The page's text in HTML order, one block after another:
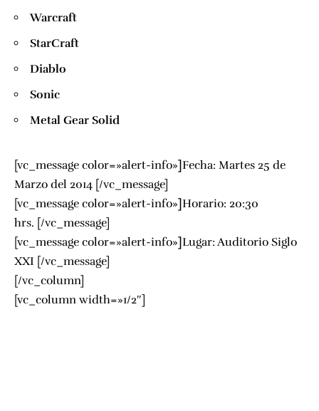
Warcraft
StarCraft
Diablo
Sonic
Metal Gear Solid
[vc_message color=»alert-info»]Fecha: Martes 25 de
Marzo del 2014 [/vc_message]
[vc_message color=»alert-info»]Horario: 20:30
hrs. [/vc_message]
[vc_message color=»alert-info»]Lugar: Auditorio Siglo
XXI [/vc_message]
[/vc_column]
[vc_column width=»1/2″]